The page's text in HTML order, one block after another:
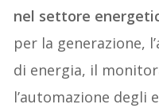
nel settore
per la generazione,
di energia, il
l’automazione degli